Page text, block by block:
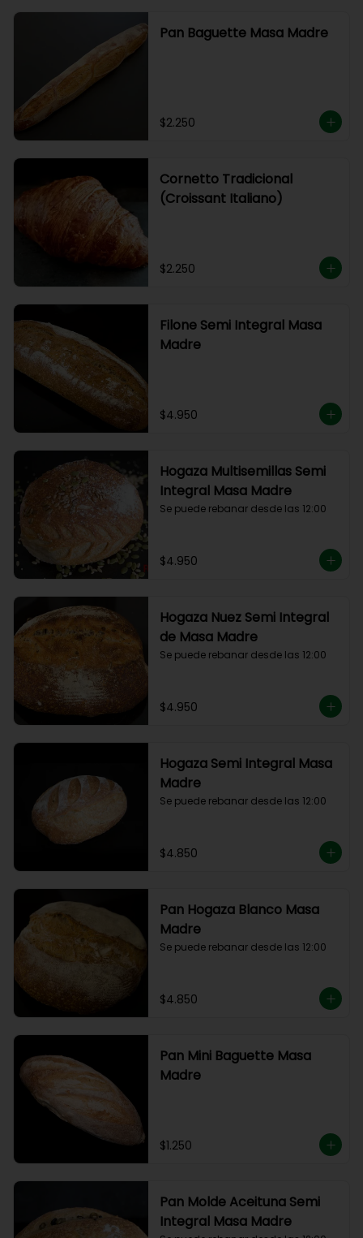
Pan Baguette Masa Madre
$2.250
Cornetto Tradicional
(Croissant Italiano)
$2.250
Filone Semi Integral Masa
Madre
$4.950
Hogaza Multisemillas Semi
Integral Masa Madre
Se puede rebanar desde las 12:00
$4.950
Hogaza Nuez Semi Integral
de Masa Madre
Se puede rebanar desde las 12:00
$4.950
Hogaza Semi Integral Masa
Madre
Se puede rebanar desde las 12:00
$4.850
Pan Hogaza Blanco Masa
Madre
Se puede rebanar desde las 12:00
$4.850
Pan Mini Baguette Masa
Madre
$1.250
Pan Molde Aceituna Semi
Integral Masa Madre